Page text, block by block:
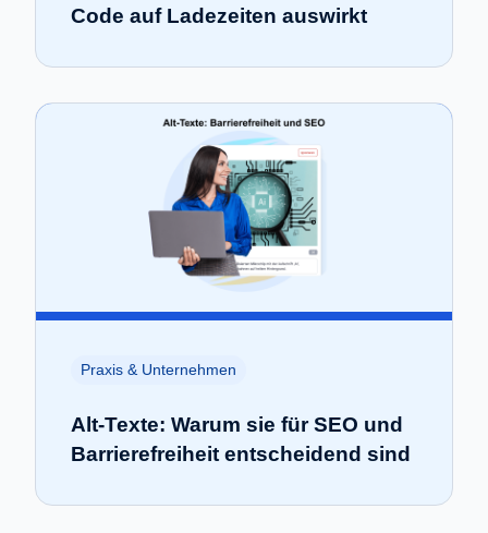
Code auf Ladezeiten auswirkt
Praxis & Unternehmen
Alt-Texte: Warum sie für SEO und
Barrierefreiheit entscheidend sind